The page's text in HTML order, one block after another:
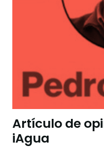
Artículo de
iAgua